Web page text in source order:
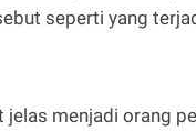
seperti yang
menjadi orang